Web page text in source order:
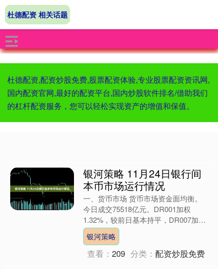
杜德配资,配资炒股免费,股票配资体验,专业股票配资资讯网,
国内配资官网,最好的配资平台,国内炒股软件排名/借助我们
的杠杆配资服务，您可以轻松实现资产的增值和保值。
杜德配资 相关话题
银河策略 11月24日银行间
本币市场运行情况
一、货币市场 货币市场资金面均衡。
今日成交75518亿元。DR001加权
1.32%，较前日基本持平，DR007加权
1.47%，较前日上行3BP。 （一）货币
市场....
银河策略
查看：209 分类：配资炒股免费